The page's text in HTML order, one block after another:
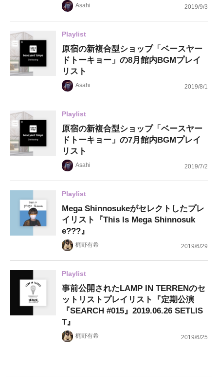
Asahi 2019/9/3
Playlist
原宿の新複合型ショップ「ベースヤー
ドトーキョー」の8月館内BGMプレイ
リスト
Asahi 2019/8/1
Playlist
原宿の新複合型ショップ「ベースヤー
ドトーキョー」の7月館内BGMプレイ
リスト
Asahi 2019/7/2
Playlist
Mega Shinnosukeがセレクトしたプレ
イリスト『This Is Mega Shinnosuk
e???』
梶野有希 2019/6/29
Playlist
事前公開されたLAMP IN TERRENのセ
ットリストプレイリスト『定期公演
『SEARCH #015』2019.06.26 SETLIS
T』
梶野有希 2019/6/25